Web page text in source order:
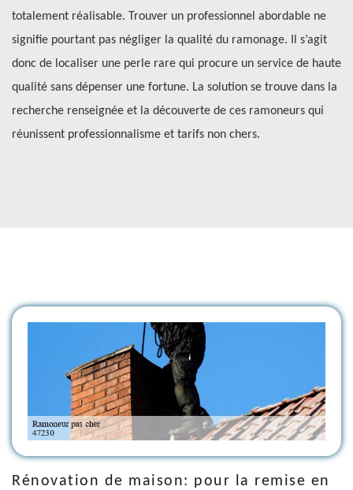
totalement réalisable. Trouver un professionnel abordable ne
signifie pourtant pas négliger la qualité du ramonage. Il s’agit
donc de localiser une perle rare qui procure un service de haute
qualité sans dépenser une fortune. La solution se trouve dans la
recherche renseignée et la découverte de ces ramoneurs qui
réunissent professionnalisme et tarifs non chers.
Rénovation de maison: pour la remise en